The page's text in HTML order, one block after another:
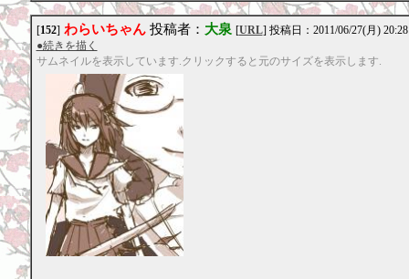
[152] わらいちゃん投稿者： 大泉 [URL] 投稿日：2011/06/27(月) 20:28
●続きを描く
サムネイルを表示しています.クリックすると元のサイズを表示します.